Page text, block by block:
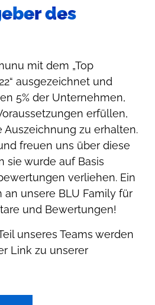
des
mit dem „Top
ausgezeichnet und
5% der Unternehmen,
erfüllen,
Auszeichnung zu erhalten.
freuen uns über diese
sie wurde auf Basis
verliehen. Ein
an unsere BLU Family für
und Bewertungen!
unseres Teams werden
Link zu unserer